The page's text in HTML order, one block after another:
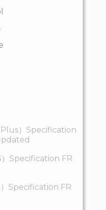
）Specification
Specification FR
Specification FR